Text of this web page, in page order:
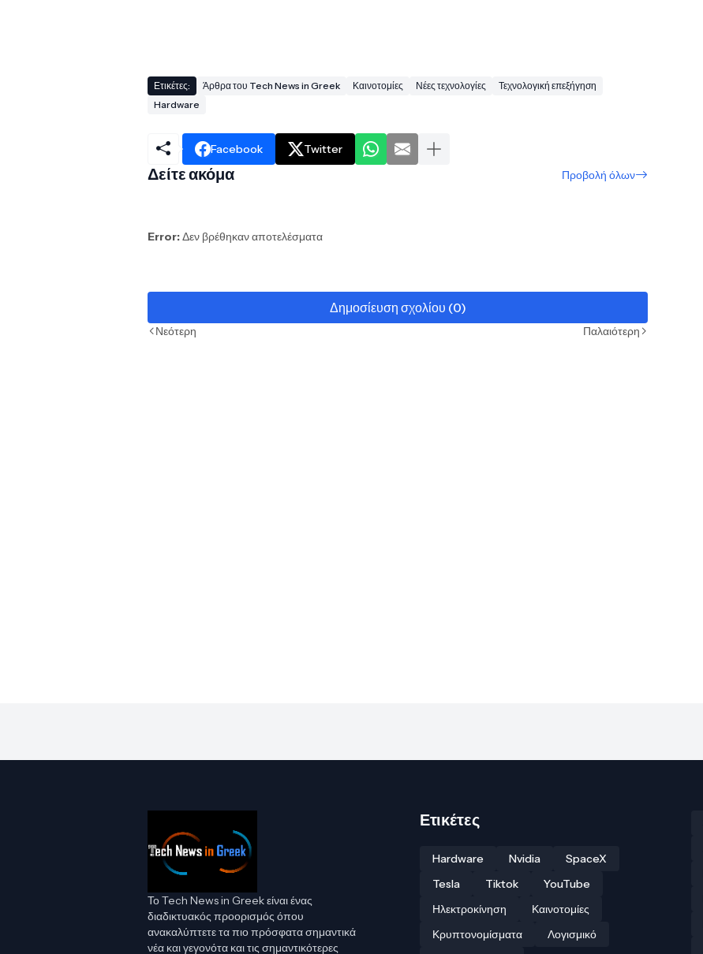
Ετικέτες: Άρθρα του Tech News in Greek Καινοτομίες Νέες τεχνολογίες
Τεχνολογική επεξήγηση
Hardware
Facebook Twitter
Δείτε ακόμα Προβολή όλων
Error:Δεν βρέθηκαν αποτελέσματα
Δημοσίευση σχολίου (0)
Νεότερη Παλαιότερη
Το Tech News in Greek είναι ένας
διαδικτυακός προορισμός όπου
ανακαλύπτετε τα πιο πρόσφατα σημαντικά
νέα και γεγονότα και τις σημαντικότερες
Ετικέτες
Hardware Nvidia
SpaceX
Tesla
Tiktok
YouTube
Ηλεκτροκίνηση
Καινοτομίες
Κρυπτονομίσματα
Λογισμικό